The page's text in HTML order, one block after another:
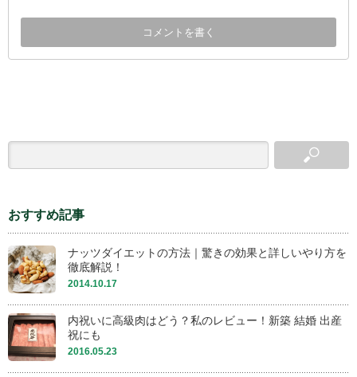
おすすめ記事
ナッツダイエットの方法｜驚きの効果と詳しいやり方を
徹底解説！
2014.10.17
内祝いに高級肉はどう？私のレビュー！新築 結婚 出産
祝にも
2016.05.23